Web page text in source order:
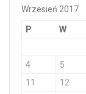
Wrzesień 2017
P W
4
5
11
12